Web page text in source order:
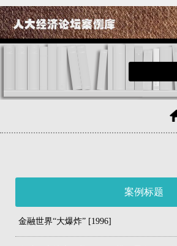
案例标题
金融世界“大爆炸” [1996]